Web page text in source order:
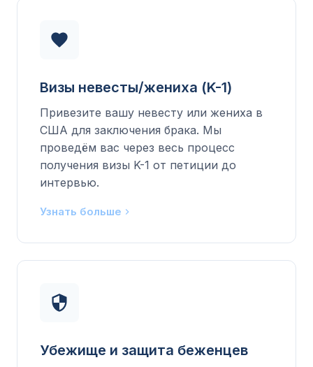
Визы невесты/жениха (K-1)
Привезите вашу невесту или жениха в
США для заключения брака. Мы
проведём вас через весь процесс
получения визы K-1 от петиции до
интервью.
Узнать больше
Убежище и защита беженцев